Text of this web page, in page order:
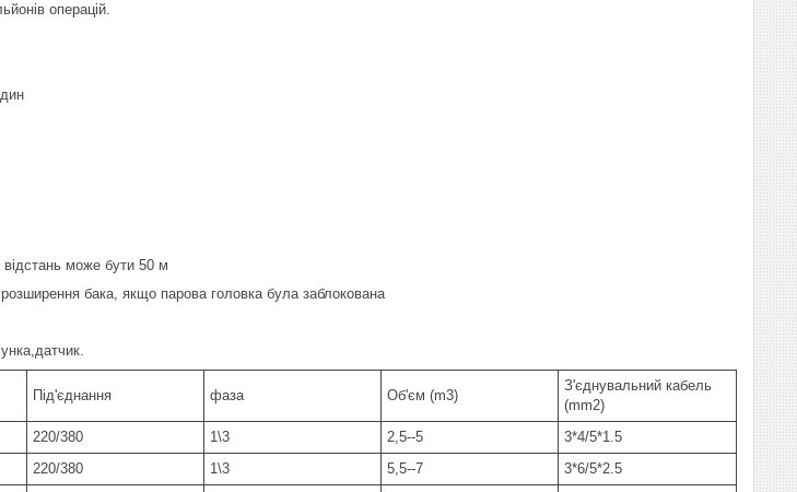
операцій.
відстань може бути 50 м
бака, якщо парова головка була заблокована
Під'єднання фаза Об'єм (m3)
З'єднувальний кабель
(mm2)
220/380 1\3 2,5--5
3*4/5*1.5
220/380 1\3 5,5--7 3*6/5*2.5